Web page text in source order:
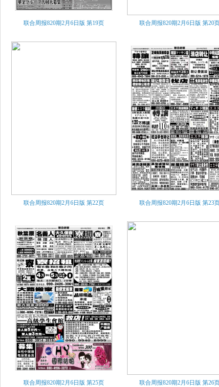
联合周报820期2月6日版 第19页 联合周报820期2月6日版 第20
联合周报820期2月6日版 第22页 联合周报820期2月6日版 第23
联合周报820期2月6日版 第25页 联合周报820期2月6日版 第26